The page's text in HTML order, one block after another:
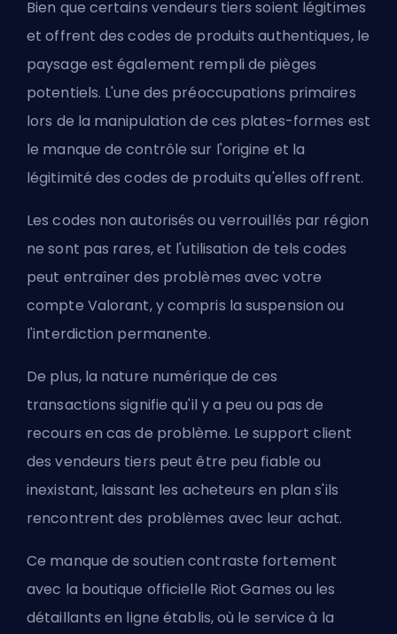
Bien que certains vendeurs tiers soient légitimes
et offrent des codes de produits authentiques, le
paysage est également rempli de pièges
potentiels. L'une des préoccupations primaires
lors de la manipulation de ces plates-formes est
le manque de contrôle sur l'origine et la
légitimité des codes de produits qu'elles offrent.
Les codes non autorisés ou verrouillés par région
ne sont pas rares, et l'utilisation de tels codes
peut entraîner des problèmes avec votre
compte Valorant, y compris la suspension ou
l'interdiction permanente.
De plus, la nature numérique de ces
transactions signifie qu'il y a peu ou pas de
recours en cas de problème. Le support client
des vendeurs tiers peut être peu fiable ou
inexistant, laissant les acheteurs en plan s'ils
rencontrent des problèmes avec leur achat.
Ce manque de soutien contraste fortement
avec la boutique officielle Riot Games ou les
détaillants en ligne établis, où le service à la